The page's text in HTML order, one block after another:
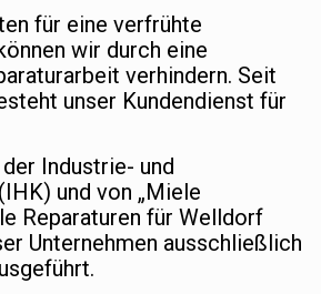
für eine verfrühte
wir durch eine
verhindern. Seit
unser Kundendienst für
Industrie- und
und von „Miele
Reparaturen für Welldorf
Unternehmen ausschließlich